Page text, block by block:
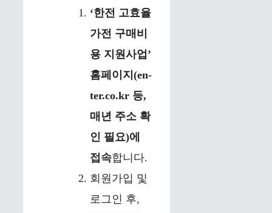
‘한전 고효율
가전 구매비
용 지원사업’
홈페이지(en-
ter.co.kr 등,
매년 주소 확
인 필요)에
접속합니다.
회원가입 및
로그인 후,